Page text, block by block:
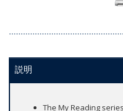
説明
The My Reading